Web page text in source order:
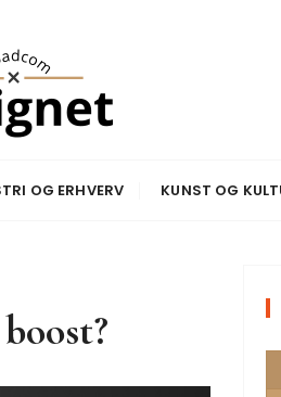
OG ERHVERV KUNST OG